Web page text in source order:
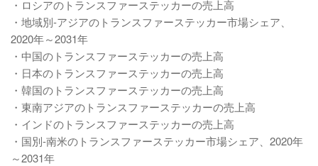
・ロシアのトランスファーステッカーの売上高
・地域別-アジアのトランスファーステッカー市場シェア、
2020年～2031年
・中国のトランスファーステッカーの売上高
・日本のトランスファーステッカーの売上高
・韓国のトランスファーステッカーの売上高
・東南アジアのトランスファーステッカーの売上高
・インドのトランスファーステッカーの売上高
・国別-南米のトランスファーステッカー市場シェア、2020年
～2031年